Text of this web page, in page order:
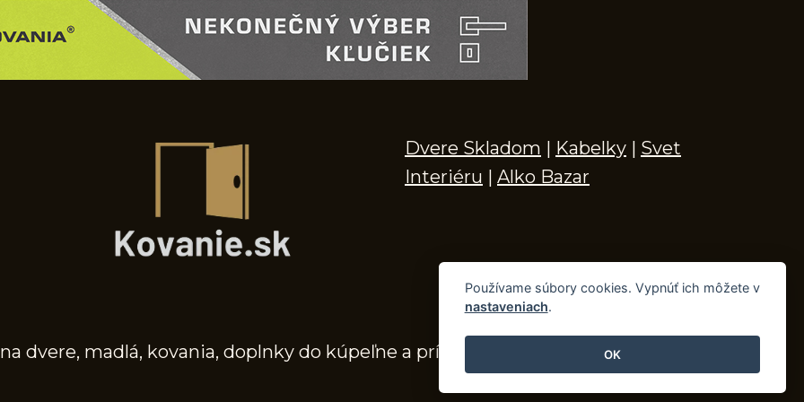
Dvere Skladom | Kabelky | Svet
Interiéru | Alko Bazar
dvere, madlá, kovania, doplnky do kúpeľne a príslušenstvo
Používame súbory cookies. Vypnúť ich môžete v
nastaveniach.
OK